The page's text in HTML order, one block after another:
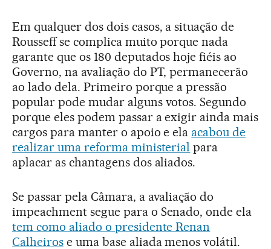
Em qualquer dos dois casos, a situação de
Rousseff se complica muito porque nada
garante que os 180 deputados hoje fiéis ao
Governo, na avaliação do PT, permanecerão
ao lado dela. Primeiro porque a pressão
popular pode mudar alguns votos. Segundo
porque eles podem passar a exigir ainda mais
cargos para manter o apoio e ela acabou de
realizar uma reforma ministerial para
aplacar as chantagens dos aliados.
Se passar pela Câmara, a avaliação do
impeachment segue para o Senado, onde ela
tem como aliado o presidente Renan
Calheirose uma base aliada menos volátil.